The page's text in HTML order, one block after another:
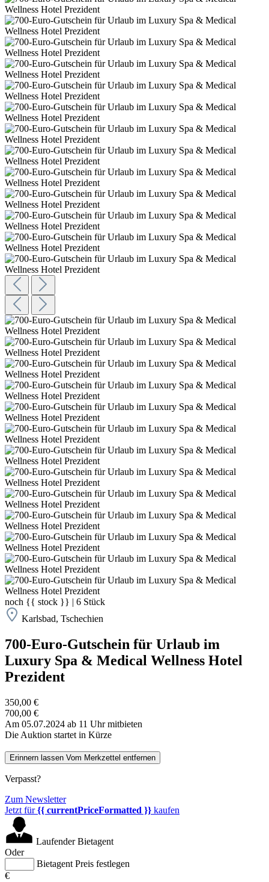
noch {{ stock }} | 6 Stück
Karlsbad, Tschechien
700-Euro-Gutschein für Urlaub im
Luxury Spa & Medical Wellness Hotel
Prezident
350,00 €
700,00 €
Am 05.07.2024 ab 11 Uhr mitbieten
Die Auktion startet in Kürze
Erinnern lassen Vom Merkzettel entfernen
Verpasst?
Zum Newsletter
Jetzt für{{ currentPriceFormatted }} kaufen
Laufender Bietagent
Oder
Bietagent Preis festlegen
€